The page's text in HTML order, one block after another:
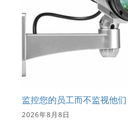
监控您的员工而不监视他们
2026年8月8日